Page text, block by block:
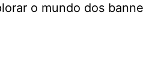
o mundo dos